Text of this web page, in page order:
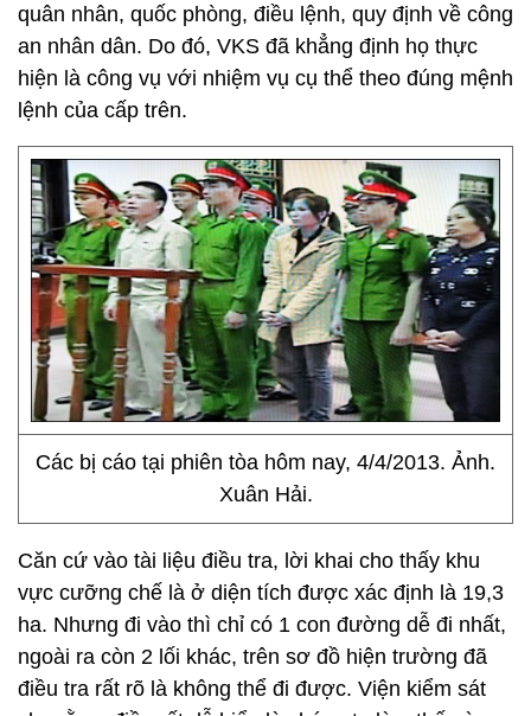
quân nhân, quốc phòng, điều lệnh, quy định về công
an nhân dân. Do đó, VKS đã khẳng định họ thực
hiện là công vụ với nhiệm vụ cụ thể theo đúng mệnh
lệnh của cấp trên.
Các bị cáo tại phiên tòa hôm nay, 4/4/2013. Ảnh.
Xuân Hải.
Căn cứ vào tài liệu điều tra, lời khai cho thấy khu
vực cưỡng chế là ở diện tích được xác định là 19,3
ha. Nhưng đi vào thì chỉ có 1 con đường dễ đi nhất,
ngoài ra còn 2 lối khác, trên sơ đồ hiện trường đã
điều tra rất rõ là không thể đi được. Viện kiểm sát